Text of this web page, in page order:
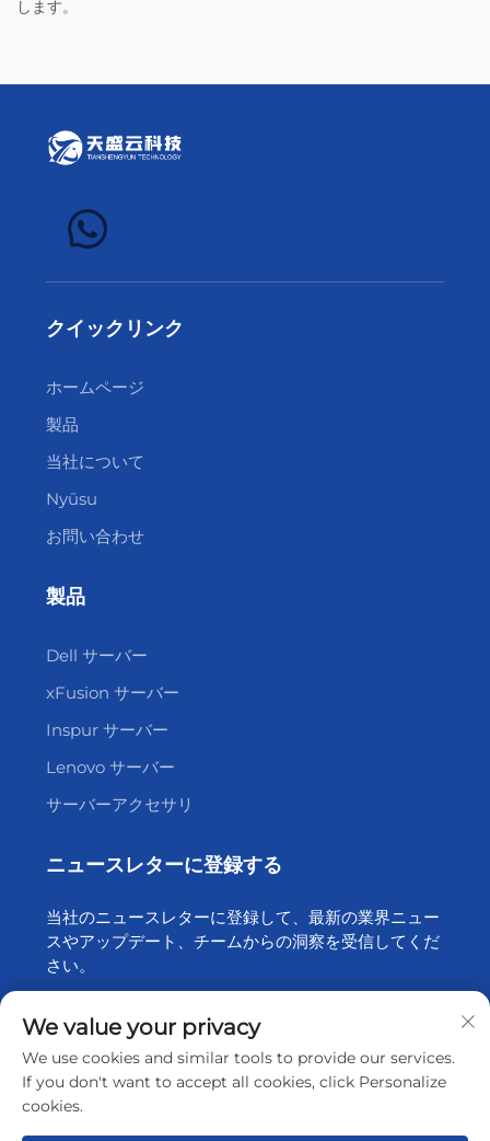
を確保し、顧客情報がサイバー攻撃から守られるために不可欠で
します。
ホームページ
製品
当社について
Dell サーバー
xFusion サーバー
Inspur サーバー
ニュースレターに登録する
当社のニュースレターに登録して、最新の業界ニュー
スやアップデート、チームからの洞察を受信してくだ
We value your privacy
We use cookies and similar tools to provide our services.
If you don't want to accept all cookies, click Personalize
cookies.